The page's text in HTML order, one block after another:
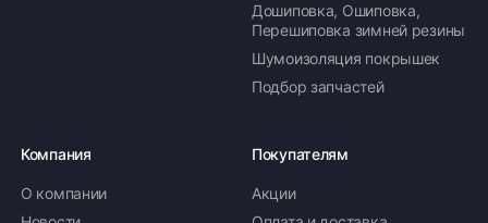
Дошиповка, Ошиповка,
Перешиповка зимней резины
Шумоизоляция покрышек
Подбор запчастей
Компания
О компании
Покупателям
Акции